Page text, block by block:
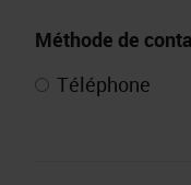
Méthode de
Téléphone